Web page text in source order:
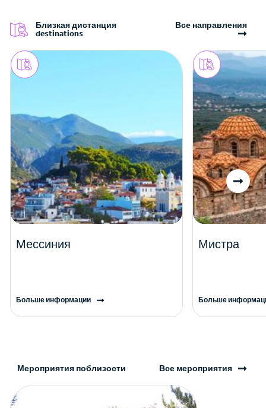
Близкая дистанция
destinations
Все направления
Мессиния
Больше информации
Мистра
Больше
Мероприятия поблизости Все мероприятия